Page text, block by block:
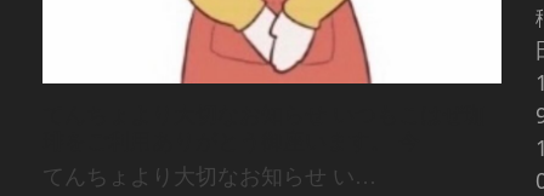
てんちょより大切なお知らせ い…